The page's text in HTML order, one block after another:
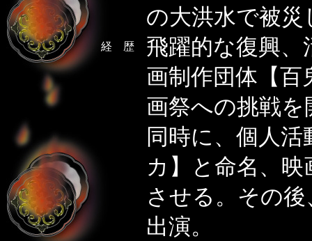
経 歴
の大洪水で被
飛躍的な復興、
画制作団体【百
画祭への挑戦
同時に、個人
カ】と命名、
させる。その
出演。